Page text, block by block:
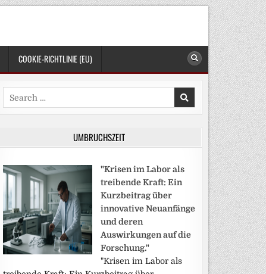
COOKIE-RICHTLINIE (EU)
Search
for:
UMBRUCHSZEIT
"Krisen im Labor als
treibende Kraft: Ein
Kurzbeitrag über
innovative Neuanfänge
und deren
Auswirkungen auf die
Forschung."
"Krisen im Labor als